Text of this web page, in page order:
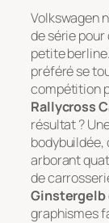
Volkswagen
de série
petite
préféré se
compétition
Rallycross
résultat ?
bodybuildée,
arborant
de
Ginstergelb
graphismes